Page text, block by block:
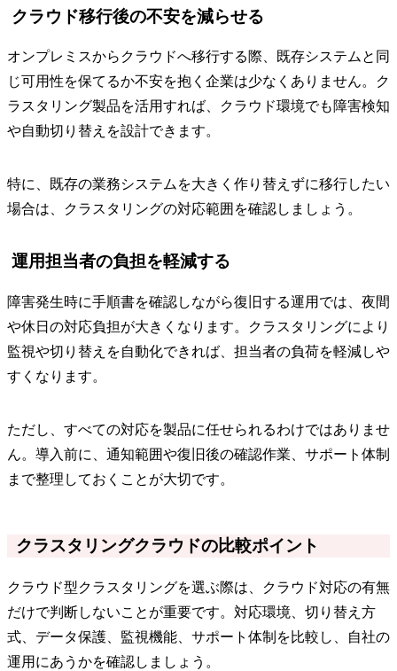
クラウド移行後の不安を減らせる
オンプレミスからクラウドへ移行する際、既存システムと同
じ可用性を保てるか不安を抱く企業は少なくありません。ク
ラスタリング製品を活用すれば、クラウド環境でも障害検知
や自動切り替えを設計できます。
特に、既存の業務システムを大きく作り替えずに移行したい
場合は、クラスタリングの対応範囲を確認しましょう。
運用担当者の負担を軽減する
障害発生時に手順書を確認しながら復旧する運用では、夜間
や休日の対応負担が大きくなります。クラスタリングにより
監視や切り替えを自動化できれば、担当者の負荷を軽減しや
すくなります。
ただし、すべての対応を製品に任せられるわけではありませ
ん。導入前に、通知範囲や復旧後の確認作業、サポート体制
まで整理しておくことが大切です。
クラスタリングクラウドの比較ポイント
クラウド型クラスタリングを選ぶ際は、クラウド対応の有無
だけで判断しないことが重要です。対応環境、切り替え方
式、データ保護、監視機能、サポート体制を比較し、自社の
運用にあうかを確認しましょう。